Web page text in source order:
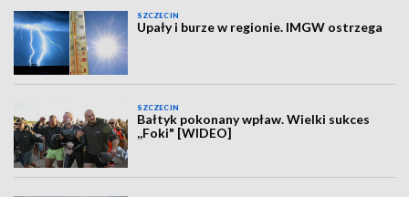
SZCZECIN
Upały i burze w regionie. IMGW ostrzega
SZCZECIN
Bałtyk pokonany wpław. Wielki sukces
,,Foki" [WIDEO]